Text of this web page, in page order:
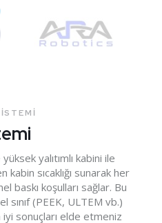
yalıtımlı kabini ile
sıcaklığı sunarak her
baskı koşulları sağlar. Bu
(PEEK, ULTEM vb.)
sonuçları elde etmeniz